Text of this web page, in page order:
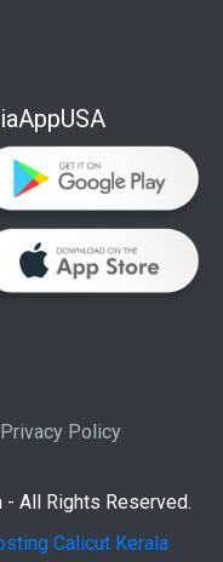
Privacy Policy
All Rights Reserved.
Calicut Kerala